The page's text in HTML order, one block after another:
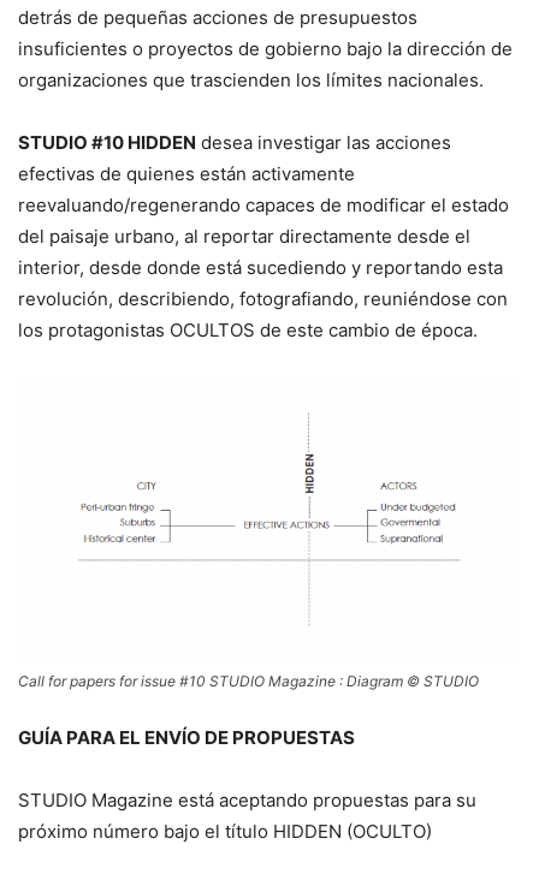
detrás de pequeñas acciones de presupuestos
insuficientes o proyectos de gobierno bajo la dirección de
organizaciones que trascienden los límites nacionales.
STUDIO #10 HIDDEN desea investigar las acciones
efectivas de quienes están activamente
reevaluando/regenerando capaces de modificar el estado
del paisaje urbano, al reportar directamente desde el
interior, desde donde está sucediendo y reportando esta
revolución, describiendo, fotografiando, reuniéndose con
los protagonistas OCULTOS de este cambio de época.
Call for papers for issue #10 STUDIO Magazine : Diagram © STUDIO
GUÍA PARA EL ENVÍO DE PROPUESTAS
STUDIO Magazine está aceptando propuestas para su
próximo número bajo el título HIDDEN (OCULTO)